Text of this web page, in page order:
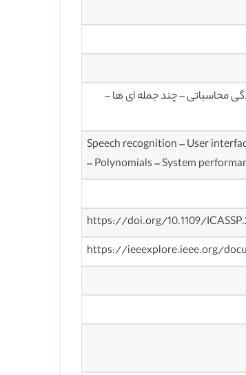
محاسباتی – چند جمله ای ها –
Speech recognition – User
– Polynomials – System
https://doi.org/10.1109/
https://ieeexplore.ieee.org/